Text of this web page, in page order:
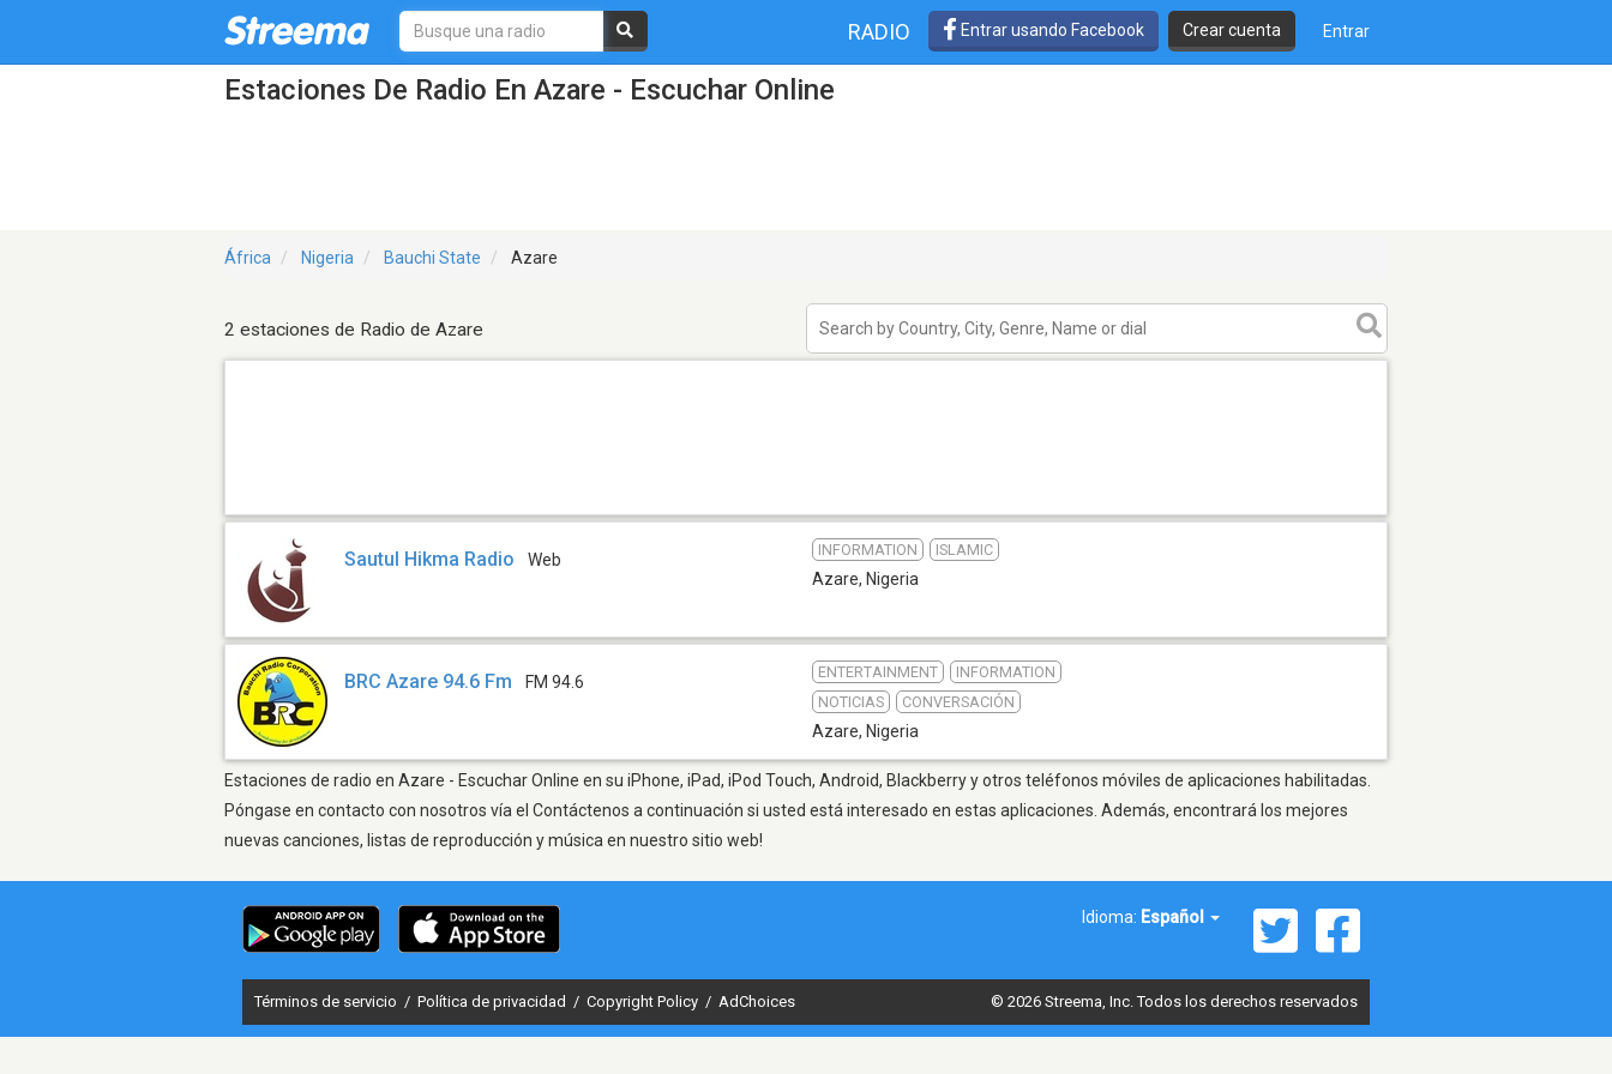
RADIO Entrar usando Facebook Crear cuenta Entrar
Estaciones De Radio En Azare - Escuchar Online
África Nigeria Bauchi State Azare
2 estaciones de Radio de Azare
Sautul Hikma Radio Web
INFORMATION ISLAMIC
Azare, Nigeria
BRC Azare 94.6 Fm FM 94.6
ENTERTAINMENT
INFORMATION
NOTICIAS
CONVERSACIÓN
Azare, Nigeria
Estaciones de radio en Azare - Escuchar Online en su iPhone, iPad, iPod Touch, Android, Blackberry y otros teléfonos móviles de aplicaciones habilitadas.
Póngase en contacto con nosotros vía el Contáctenos a continuación si usted está interesado en estas aplicaciones. Además, encontrará los mejores
nuevas canciones, listas de reproducción y música en nuestro sitio web!
Idioma: Español
Términos de servicio / Política de privacidad / Copyright Policy / AdChoices © 2026 Streema, Inc. Todos los derechos reservados